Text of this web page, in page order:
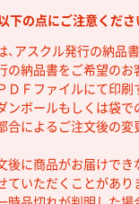
下の点にご注意くださ
、アスクル発行の納品
の納品書をご希望のお
ＤＦファイルにて印刷
ンボールもしくは袋で
合によるご注文後の変
後に商品がお届けでき
ていただくことがあり